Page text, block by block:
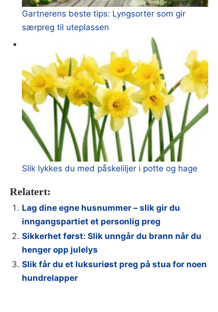
Gartnerens beste tips: Lyngsorter som gir
særpreg til uteplassen
Slik lykkes du med påskeliljer i potte og hage
Relatert:
Lag dine egne husnummer – slik gir du
inngangspartiet et personlig preg
Sikkerhet først: Slik unngår du brann når du
henger opp julelys
Slik får du et luksuriøst preg på stua for noen
hundrelapper